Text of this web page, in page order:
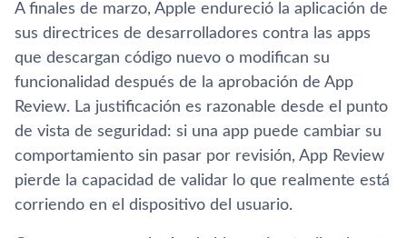
A finales de marzo, Apple endureció la aplicación de
sus directrices de desarrolladores contra las apps
que descargan código nuevo o modifican su
funcionalidad después de la aprobación de App
Review. La justificación es razonable desde el punto
de vista de seguridad: si una app puede cambiar su
comportamiento sin pasar por revisión, App Review
pierde la capacidad de validar lo que realmente está
corriendo en el dispositivo del usuario.